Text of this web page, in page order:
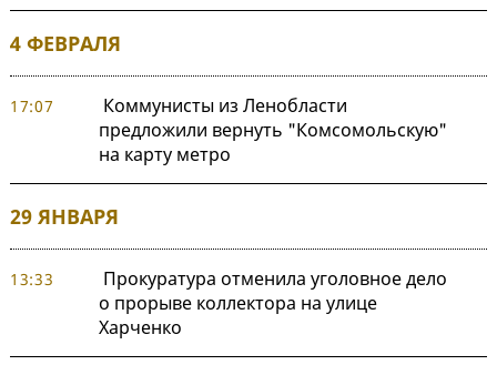
4 ФЕВРАЛЯ
17:07
Коммунисты из Ленобласти
предложили вернуть "Комсомольскую"
на карту метро
29 ЯНВАРЯ
13:33
Прокуратура отменила уголовное дело
о прорыве коллектора на улице
Харченко